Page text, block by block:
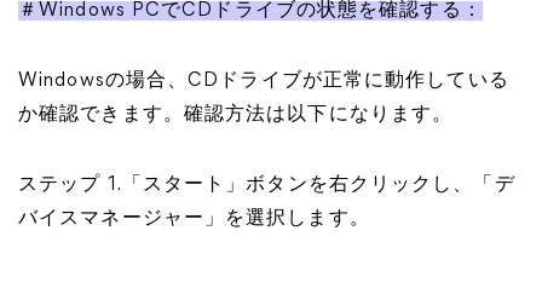
＃Windows PCでCDドライブの状態を確認する：
Windowsの場合、CDドライブが正常に動作している
か確認できます。確認方法は以下になります。
ステップ 1.「スタート」ボタンを右クリックし、「デ
バイスマネージャー」を選択します。